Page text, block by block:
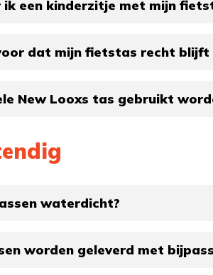
ik een kinderzitje met mijn
dat mijn fietstas recht blijft
New Looxs tas gebruikt
waterdicht?
worden geleverd met